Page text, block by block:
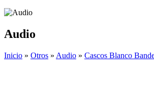
Audio
Inicio » Otros » Audio » Cascos Blanco